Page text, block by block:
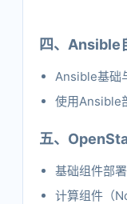
四、Ansible
Ansible基础
使用Ansible
五、
基础组件部署
计算组件（